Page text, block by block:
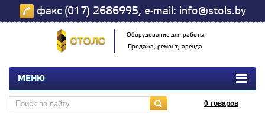
факс (017) 2686995, e-mail: info@stols.by
Оборудование для работы.
Продажа, ремонт, аренда.
МЕНЮ
0 товаров